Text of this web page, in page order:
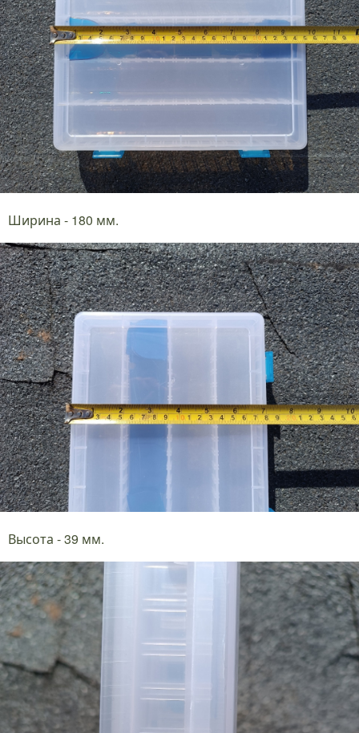
Ширина - 180 мм.
Высота - 39 мм.